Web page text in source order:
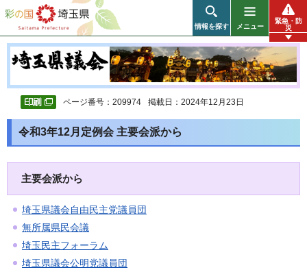
彩の国 埼玉県
情報を探す メニュー
緊急・防
災
ページ番号：209974 掲載日：2024年12月23日
令和3年12月定例会 主要会派から
主要会派から
埼玉県議会自由民主党議員団
無所属県民会議
埼玉民主フォーラム
埼玉県議会公明党議員団